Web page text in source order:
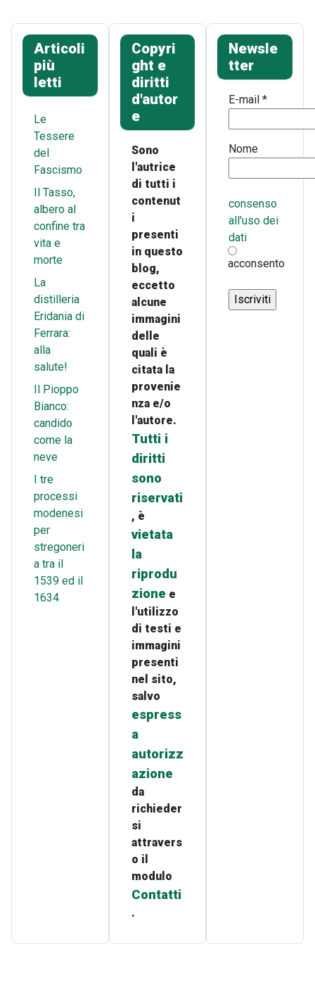
Articoli
più
letti
Le
Tessere
del
Fascismo
Il Tasso,
albero al
confine tra
vita e
morte
La
distilleria
Eridania di
Ferrara:
alla
salute!
Il Pioppo
Bianco:
candido
come la
neve
I tre
processi
modenesi
per
stregoneri
a tra il
1539 ed il
1634
Copyri
ght e
diritti
d'autor
e
Sono
l'autrice
di tutti i
contenut
i
presenti
in questo
blog,
eccetto
alcune
immagini
delle
quali è
citata la
provenie
nza e/o
l'autore.
Tutti i
diritti
sono
riservati
, è
vietata
la
riprodu
zione e
l'utilizzo
di testi e
immagini
presenti
nel sito,
salvo
espress
a
autorizz
azione
da
richieder
si
attravers
o il
modulo
Contatti
.
Newsle
tter
E-mail*
Nome
consenso
all'uso dei
dati
acconsento